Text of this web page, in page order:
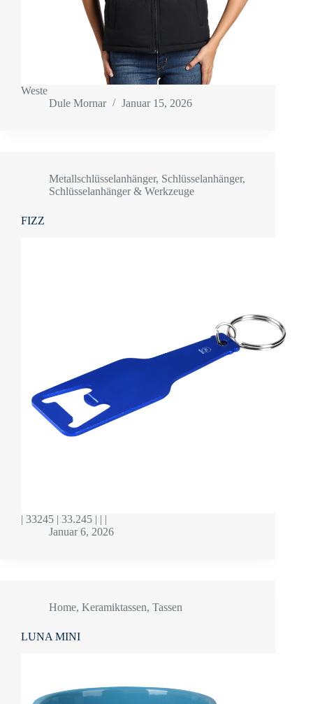
Weste
Dule Mornar
Januar 15, 2026
Metallschlüsselanhänger, Schlüsselanhänger,
Schlüsselanhänger & Werkzeuge
FIZZ
| 33245 | 33.245 | | |
Januar 6, 2026
Home, Keramiktassen, Tassen
LUNA MINI